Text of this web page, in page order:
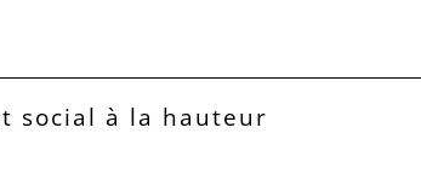
social à la hauteur